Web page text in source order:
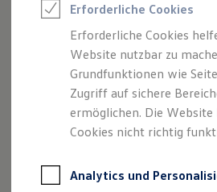
Kurier, Logistik &
Menschen mit
Kühlfahrzeuge
Feuerwehr
Rettungsdienste
ONE Business ID Vorteile
Fahrzeugsuche & Marktplatz
Fahrzeugsuche
Fahrzeuge online kaufen
Online-Fahrzeugbewertung
Ab 34.200,60 € inkl. MwSt.
Ab 28.740,00 € exkl. MwSt.
Erforderliche Cookies
Erforderliche Cookies
Website nutzbar zu
Grundfunktionen wie
Zugriff auf sichere
ermöglichen. Die Website
Cookies nicht richtig
Analytics und